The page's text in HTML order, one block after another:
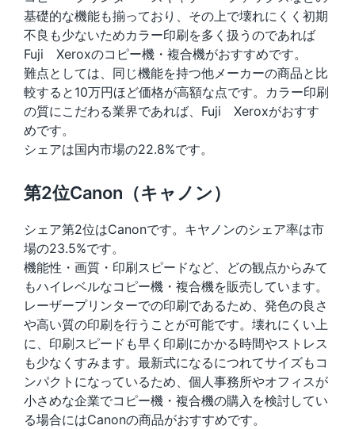
基礎的な機能も揃っており、その上で壊れにくく初期
不良も少ないためカラー印刷を多く扱うのであれば
Fuji Xeroxのコピー機・複合機がおすすめです。
難点としては、同じ機能を持つ他メーカーの商品と比
較すると10万円ほど価格が高額な点です。カラー印刷
の質にこだわる業界であれば、Fuji Xeroxがおすす
めです。
シェアは国内市場の22.8%です。
第2位Canon（キャノン）
シェア第2位はCanonです。キヤノンのシェア率は市
場の23.5%です。
機能性・画質・印刷スピードなど、どの観点からみて
もハイレベルなコピー機・複合機を販売しています。
レーザープリンターでの印刷であるため、発色の良さ
や高い質の印刷を行うことが可能です。壊れにくい上
に、印刷スピードも早く印刷にかかる時間やストレス
も少なくすみます。最新式になるにつれてサイズもコ
ンパクトになっているため、個人事務所やオフィスが
小さめな企業でコピー機・複合機の購入を検討してい
る場合にはCanonの商品がおすすめです。